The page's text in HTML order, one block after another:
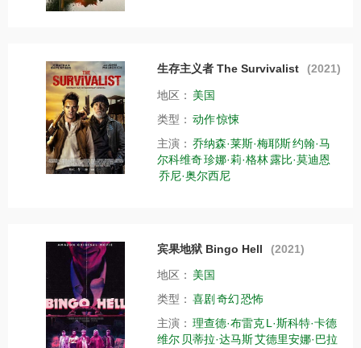
生存主义者 The Survivalist (2021)
地区： 美国
类型： 动作惊悚
主演： 乔纳森·莱斯·梅耶斯约翰·马
尔科维奇珍娜·莉·格林露比·莫迪恩
乔尼·奥尔西尼
宾果地狱 Bingo Hell (2021)
地区： 美国
类型： 喜剧 奇幻恐怖
主演： 理查德·布雷克L·斯科特·卡德
维尔 贝蒂拉·达马斯艾德里安娜·巴拉